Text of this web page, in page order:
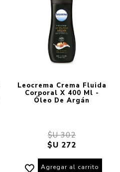
Leocrema Crema Fluida
Corporal X 400 Ml -
Óleo De Argán
$U 302
$U 272
Agregar al carrito